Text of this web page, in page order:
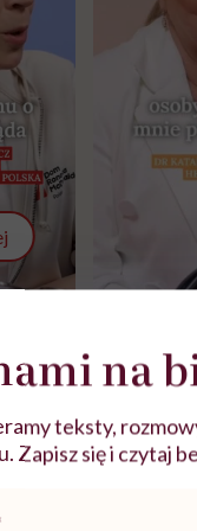
należy?".
zmianie
kobiet w
pracy
na
teksty,
Zapisz się i czytaj